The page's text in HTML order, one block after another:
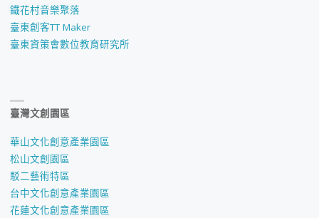
鐵花村音樂聚落
臺東創客TT Maker
臺東資策會數位教育研究所
臺灣文創園區
華山文化創意產業園區
松山文創園區
駁二藝術特區
台中文化創意產業園區
花蓮文化創意產業園區